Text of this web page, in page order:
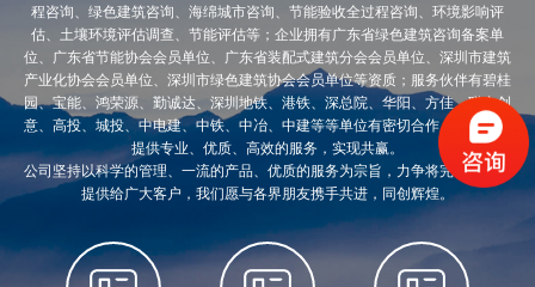
程咨询、绿色建筑咨询、海绵城市咨询、节能验收全过程咨询、环境影响评
估、土壤环境评估调查、节能评估等；企业拥有广东省绿色建筑咨询备案单
位、广东省节能协会会员单位、广东省装配式建筑分会会员单位、深圳市建筑
产业化协会会员单位、深圳市绿色建筑协会会员单位等资质；服务伙伴有碧桂
园、宝能、鸿荣源、勤诚达、深圳地铁、港铁、深总院、华阳、方佳、联合创
意、高投、城投、中电建、中铁、中冶、中建等等单位有密切合作，为合作方
提供专业、优质、高效的服务，实现共赢。
公司坚持以科学的管理、一流的产品、优质的服务为宗旨，力争将完善的服务
提供给广大客户，我们愿与各界朋友携手共进，同创辉煌。